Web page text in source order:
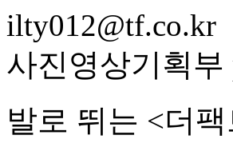
ilty012@tf.co.kr
사진영상기획부
발로 뛰는 <더